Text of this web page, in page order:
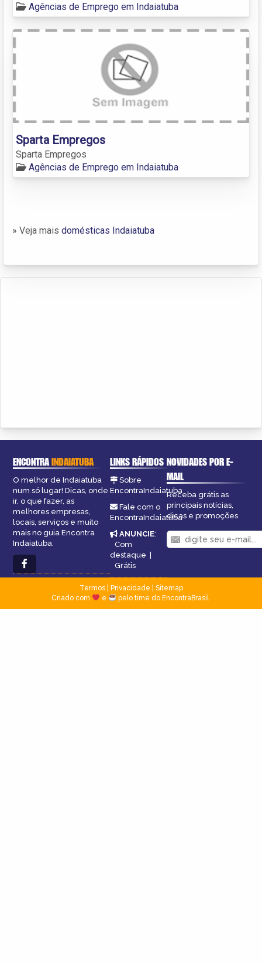
Agências de Emprego em Indaiatuba
Sparta Empregos
Sparta Empregos
Agências de Emprego em Indaiatuba
» Veja mais domésticas Indaiatuba
ENCONTRAINDAIATUBA
O melhor de Indaiatuba
num só lugar! Dicas, onde
ir, o que fazer, as
melhores empresas,
locais, serviços e muito
mais no guia Encontra
Indaiatuba.
LINKS RÁPIDOS
Sobre
EncontraIndaiatuba
Fale com o
EncontraIndaiatuba
ANUNCIE:
Com
destaque |
Grátis
NOVIDADES POR E-
MAIL
Receba grátis as
principais notícias,
dicas e promoções
Termos| Privacidade
Sitemap
Criado com
e pelo time do EncontraBrasil